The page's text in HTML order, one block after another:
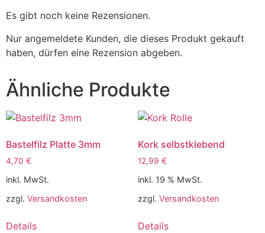
Es gibt noch keine Rezensionen.
Nur angemeldete Kunden, die dieses Produkt gekauft
haben, dürfen eine Rezension abgeben.
Ähnliche Produkte
Bastelfilz Platte 3mm
4,70 €
inkl. MwSt.
zzgl. Versandkosten
Details
Kork selbstklebend
12,99 €
inkl. 19 % MwSt.
zzgl. Versandkosten
Details